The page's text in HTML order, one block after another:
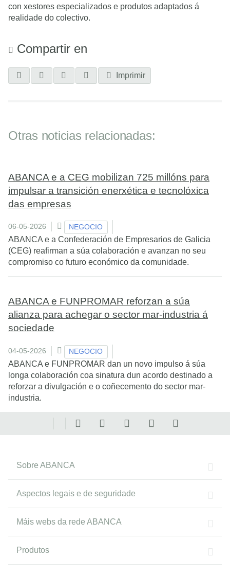
con xestores especializados e produtos adaptados á
realidade do colectivo.
Compartir en
Imprimir
Otras noticias relacionadas:
ABANCA e a CEG mobilizan 725 millóns para
impulsar a transición enerxética e tecnolóxica
das empresas
06-05-2026 NEGOCIO
ABANCA e a Confederación de Empresarios de Galicia
(CEG) reafirman a súa colaboración e avanzan no seu
compromiso co futuro económico da comunidade.
ABANCA e FUNPROMAR reforzan a súa
alianza para achegar o sector mar-industria á
sociedade
04-05-2026 NEGOCIO
ABANCA e FUNPROMAR dan un novo impulso á súa
longa colaboración coa sinatura dun acordo destinado a
reforzar a divulgación e o coñecemento do sector mar-
industria.
Sobre ABANCA
Aspectos legais e de seguridade
Máis webs da rede ABANCA
Produtos